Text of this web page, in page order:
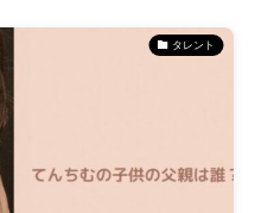
タレント